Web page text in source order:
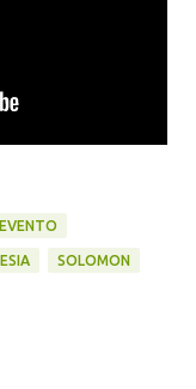
EVENTO
SOLOMON